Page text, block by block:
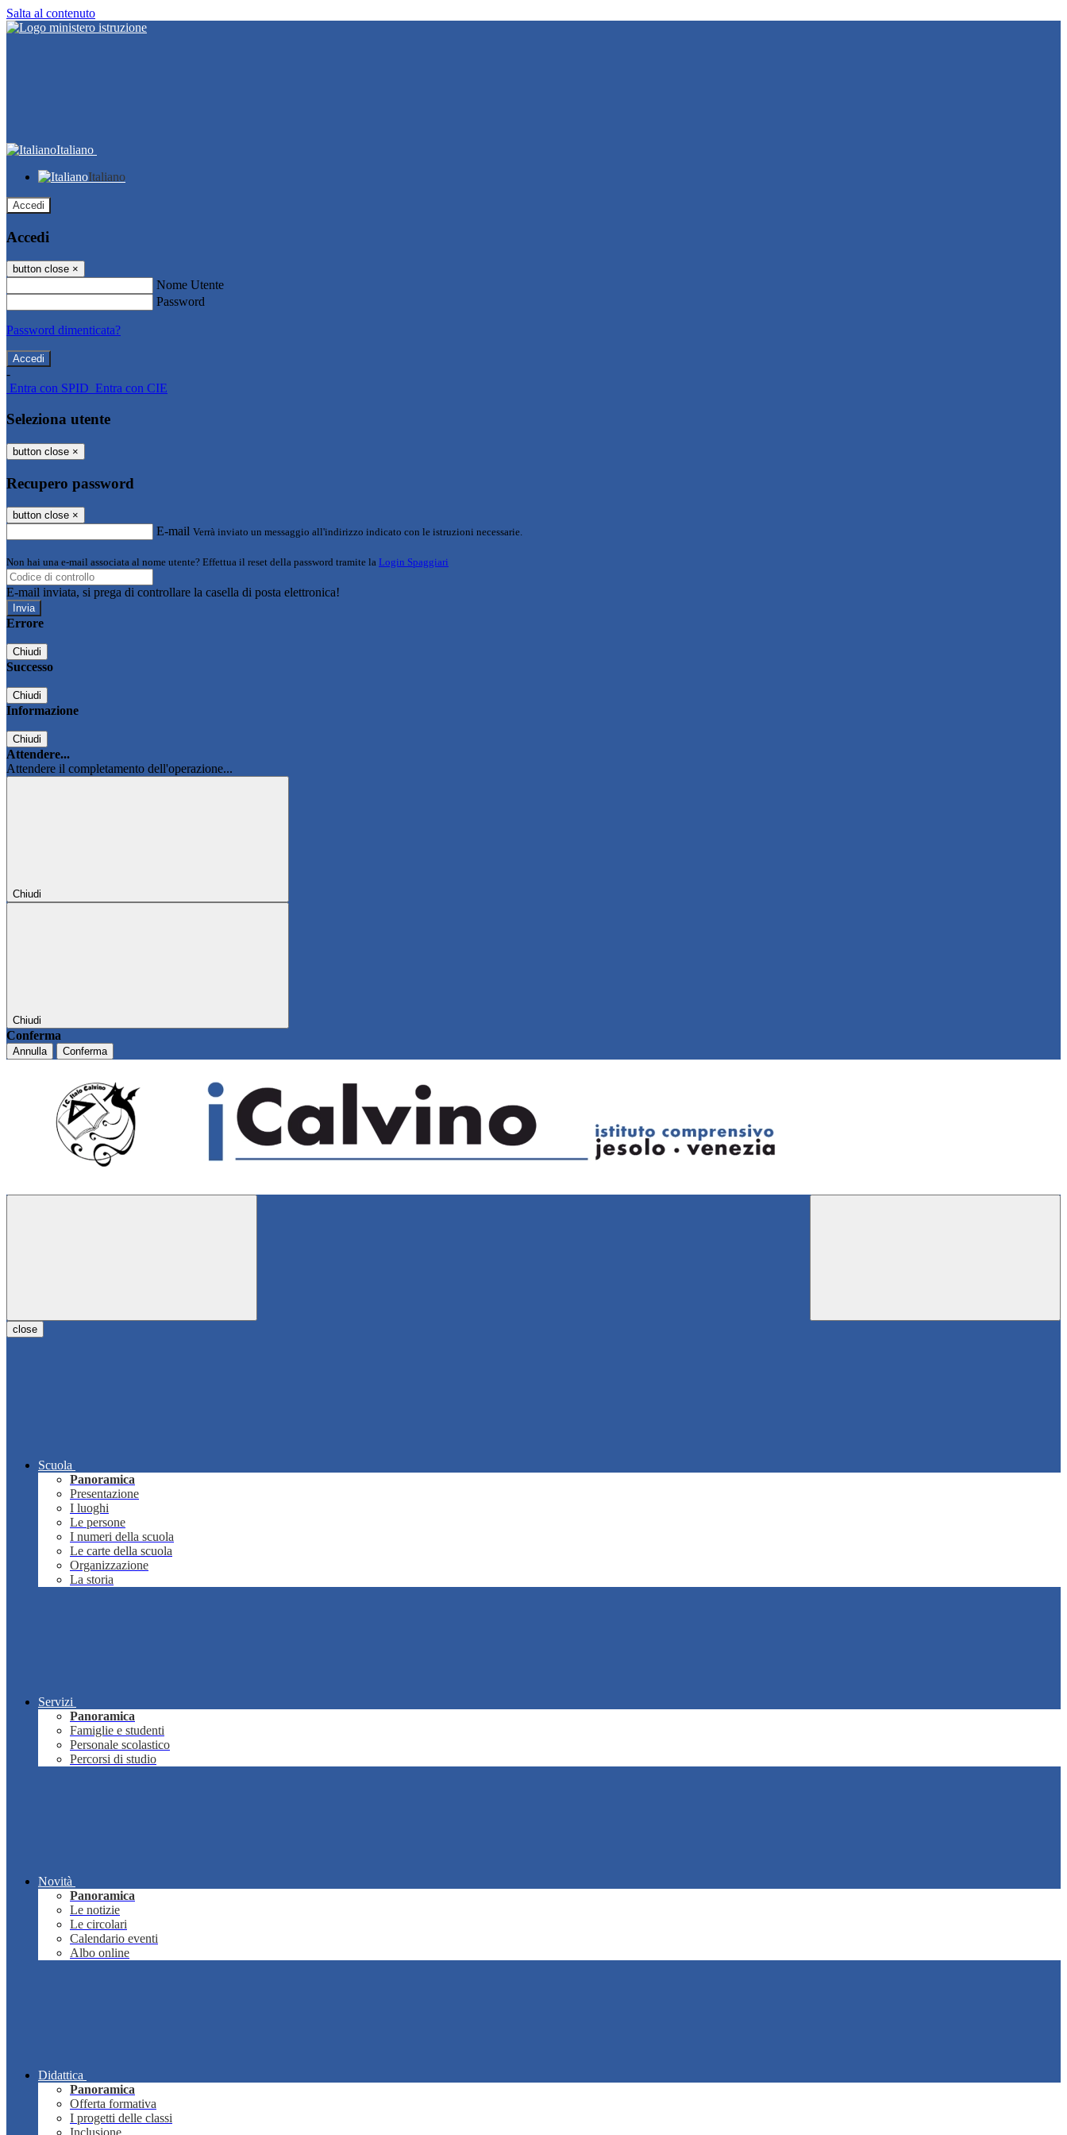
Salta al contenuto
Italiano
Italiano
Accedi
Accedi
button close ×
Nome Utente
Password
Password dimenticata?
-
Entra con SPID Entra con CIE
Seleziona utente
button close ×
Recupero password
button close ×
E-mail Verrà inviato un messaggio all'indirizzo indicato con le istruzioni necessarie.
Non hai una e-mail associata al nome utente? Effettua il reset della password tramite la Login Spaggiari
E-mail inviata, si prega di controllare la casella di posta elettronica!
Errore
Chiudi
Successo
Chiudi
Informazione
Chiudi
Attendere...
Attendere il completamento dell'operazione...
Chiudi
Chiudi
Conferma
Annulla Conferma
close
Scuola
Panoramica
Presentazione
I luoghi
Le persone
I numeri della scuola
Le carte della scuola
Organizzazione
La storia
Servizi
Panoramica
Famiglie e studenti
Personale scolastico
Percorsi di studio
Novità
Panoramica
Le notizie
Le circolari
Calendario eventi
Albo online
Didattica
Panoramica
Offerta formativa
I progetti delle classi